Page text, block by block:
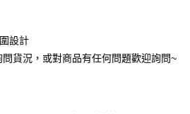
含以上)免運費
設計
貨況，或對商品有任何問題歡迎詢問~